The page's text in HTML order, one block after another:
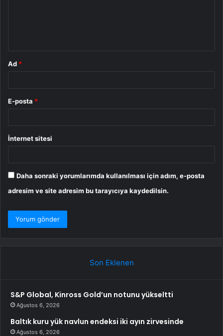
Ad *
E-posta *
İnternet sitesi
Daha sonraki yorumlarımda kullanılması için adım, e-posta
adresim ve site adresim bu tarayıcıya kaydedilsin.
Son Eklenen
S&P Global, Kinross Gold’un notunu yükseltti
Ağustos 6, 2026
Baltık kuru yük navlun endeksi iki ayın zirvesinde
Ağustos 6, 2026